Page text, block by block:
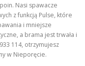
Nasi spawacze
z funkcją Pulse, które
i mniejsze
a brama jest trwała i
114, otrzymujesz
w Nieporęcie.